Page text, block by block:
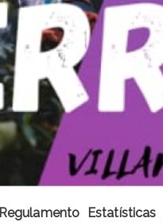
Regulamento Estatísticas